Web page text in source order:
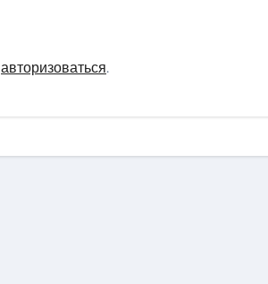
авторизоваться.